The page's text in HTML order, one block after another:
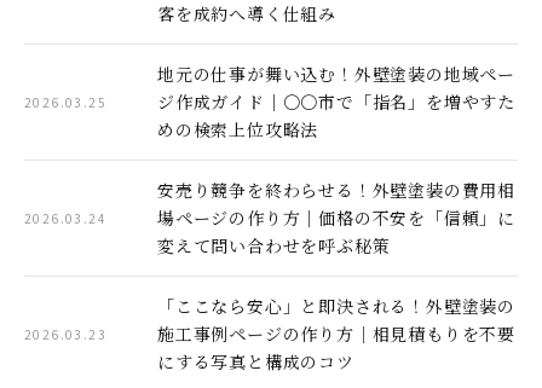
客を成約へ導く仕組み
2026.03.25
地元の仕事が舞い込む！外壁塗装の地域ペー
ジ作成ガイド｜〇〇市で「指名」を増やすた
めの検索上位攻略法
2026.03.24
安売り競争を終わらせる！外壁塗装の費用相
場ページの作り方｜価格の不安を「信頼」に
変えて問い合わせを呼ぶ秘策
2026.03.23
「ここなら安心」と即決される！外壁塗装の
施工事例ページの作り方｜相見積もりを不要
にする写真と構成のコツ